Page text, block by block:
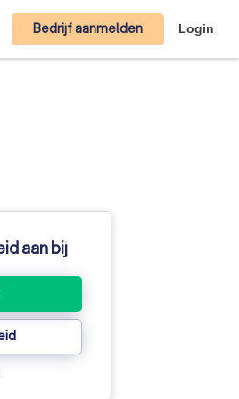
Bedrijf aanmelden Login
aan bij